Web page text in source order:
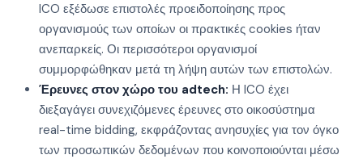
ICO εξέδωσε επιστολές προειδοποίησης προς
οργανισμούς των οποίων οι πρακτικές cookies ήταν
ανεπαρκείς. Οι περισσότεροι οργανισμοί
συμμορφώθηκαν μετά τη λήψη αυτών των επιστολών.
Έρευνες στον χώρο του adtech: Η ICO έχει
διεξαγάγει συνεχιζόμενες έρευνες στο οικοσύστημα
real-time bidding, εκφράζοντας ανησυχίες για τον όγκο
των προσωπικών δεδομένων που κοινοποιούνται μέσω